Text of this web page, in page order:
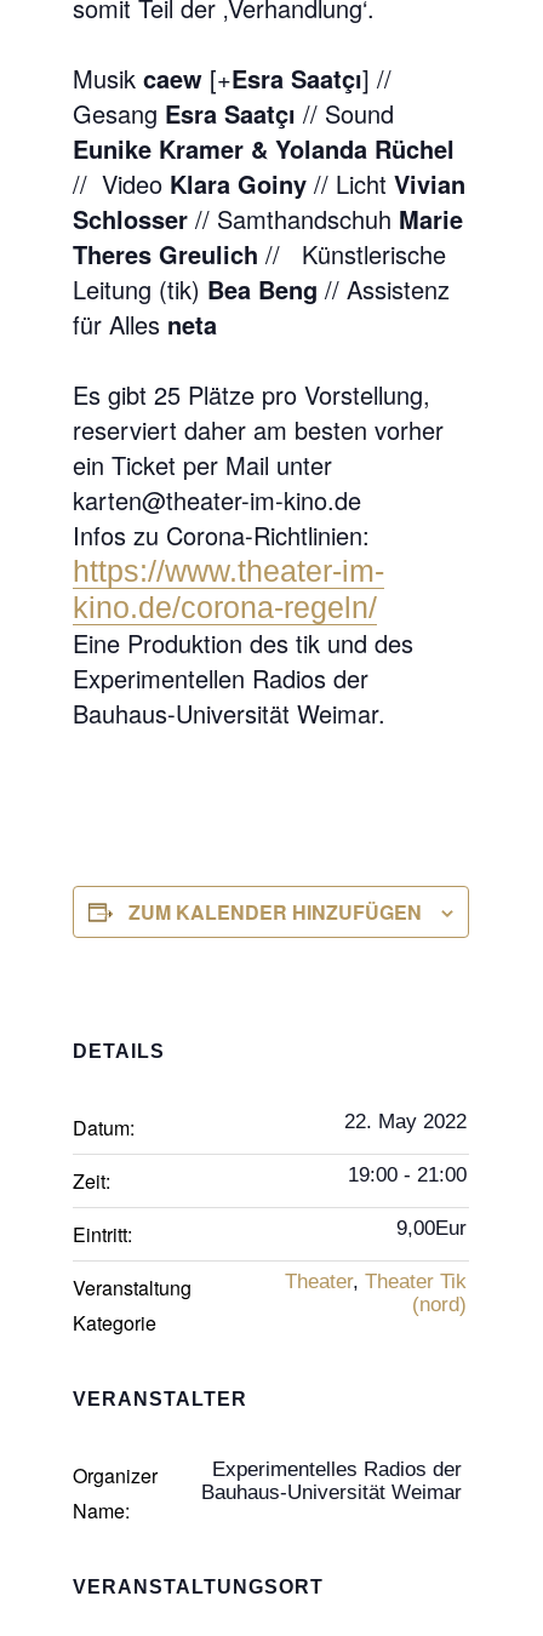
somit Teil der ‚Verhandlung‘.
Musik caew [+Esra Saatçı] //
Gesang Esra Saatçı // Sound
Eunike Kramer & Yolanda Rüchel
// Video Klara Goiny // Licht Vivian
Schlosser // Samthandschuh Marie
Theres Greulich // Künstlerische
Leitung (tik) Bea Beng // Assistenz
für Alles neta
Es gibt 25 Plätze pro Vorstellung,
reserviert daher am besten vorher
ein Ticket per Mail unter
karten@theater-im-kino.de
Infos zu Corona-Richtlinien:
https://www.theater-im-
kino.de/corona-regeln/
Eine Produktion des tik und des
Experimentellen Radios der
Bauhaus-Universität Weimar.
ZUM KALENDER HINZUFÜGEN
DETAILS
Datum: 22. May 2022
Zeit: 19:00 - 21:00
Eintritt: 9,00Eur
Veranstaltung
Kategorie
Theater,Theater Tik
(nord)
VERANSTALTUNGSORT
VERANSTALTER
Organizer
Name:
Experimentelles Radios der
Bauhaus-Universität Weimar